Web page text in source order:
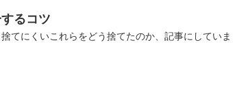
るコツ
てにくいこれらをどう捨てたのか、記事にしていま